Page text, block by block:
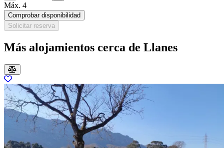
Máx. 4
Comprobar disponibilidad
Solicitar reserva
Más alojamientos cerca de Llanes